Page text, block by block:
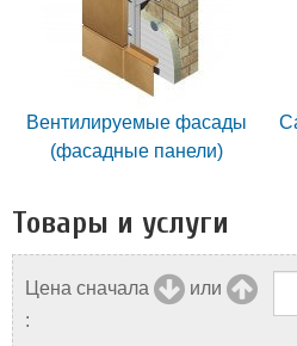
Вентилируемые фасады
(фасадные панели)
Товары и услуги
Цена сначала
или
: